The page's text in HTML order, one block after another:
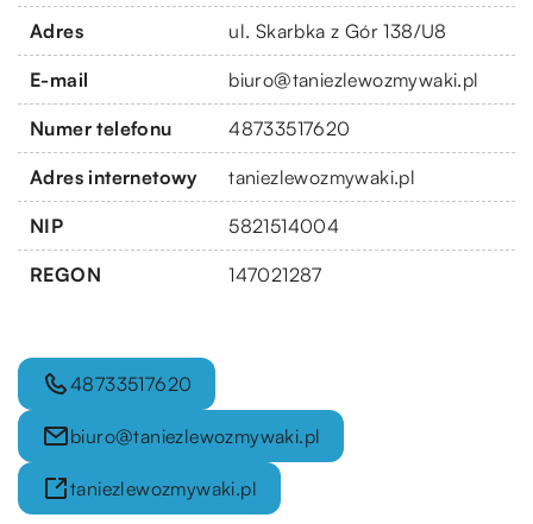
Adres ul. Skarbka z Gór 138/U8
E-mail biuro@taniezlewozmywaki.pl
Numer telefonu 48733517620
Adres internetowy taniezlewozmywaki.pl
NIP 5821514004
REGON 147021287
48733517620
biuro@taniezlewozmywaki.pl
taniezlewozmywaki.pl